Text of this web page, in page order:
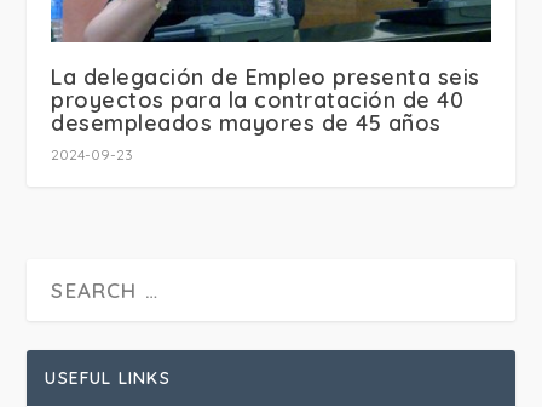
La delegación de Empleo presenta seis
proyectos para la contratación de 40
desempleados mayores de 45 años
2024-09-23
USEFUL LINKS